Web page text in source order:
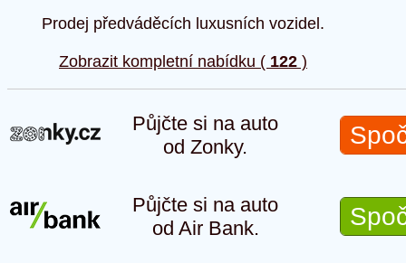
Prodej předváděcích luxusních vozidel.
Zobrazit kompletní nabídku ( 122 )
Půjčte si na auto
od Zonky.
Půjčte si na auto
od Air Bank.